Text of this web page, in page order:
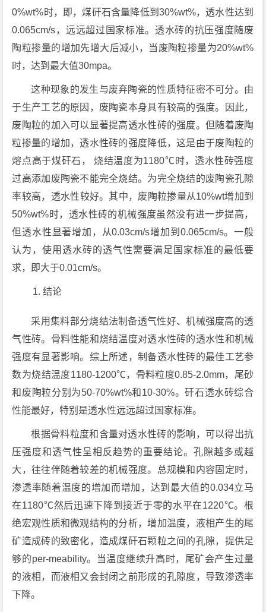
0%wt%时，即，煤矸石含量降低到30%wt%，透水性达到
0.065cm/s，远远超过国家标准。透水砖的抗压强度随废
陶粒掺量的增加先增大后减小，当废陶粒掺量为20%wt%
时，达到最大值30mpa。
这种现象的发生与废弃陶瓷的性质特征密不可分。由
于生产工艺的原因，废陶瓷本身具有较高的强度。因此，
废陶粒的加入可以显著提高透水性砖的强度。但随着废陶
粒掺量的增加，透水性砖的强度降低，这是由于废陶粒的
熔点高于煤矸石， 烧结温度为1180℃时，透水性砖强度
过高添加废陶瓷不能完全烧结。为完全烧结的废陶瓷孔隙
率较高，透水性较好。其中，废陶粒掺量从10%wt增加到
50%wt%时，透水性砖的机械强度虽然没有进一步提高，
但透水性显著增加，从0.03cm/s增加到0.065cm/s。一般
认为，使用透水砖的透气性需要满足国家标准的最低要
求，即大于0.01cm/s。
结论
采用集料部分烧结法制备透气性好、机械强度高的透
气性砖。骨料性能和烧结温度对透水性砖的透水性和机械
强度有显著影响。综上所述，制备透水性砖的最佳工艺参
数为烧结温度1180-1200℃，骨料粒度0.85-2.0mm，尾砂
和废陶粒分别为50-70%wt%和10-30%。矸石透水砖综合
性能最好，特别是透水性远远超过国家标准。
根据骨料粒度和含量对透水性砖的影响，可以得出抗
压强度和透气性呈相反趋势的重要结论。孔隙越多或越
大，往往伴随着较差的机械强度。总规模和内容固定时，
渗透率随着温度的增加而增加，达到最大值的0.034立马
在1180℃然后迅速下降到接近于零的水平在1220℃。根
绝宏观性质和微观结构的分析，增加温度，液相产生的尾
矿造成砖的致密化，造成煤矸石颗粒之间的孔隙，提供足
够的per-meability。当温度继续升高时，尾矿会产生过量
的液相，而液相又会封闭之前形成的孔隙度，导致渗透率
下降。